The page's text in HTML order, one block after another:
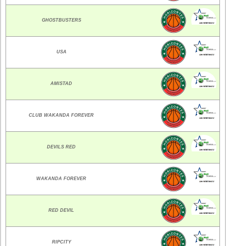
GHOSTBUSTERS
USA
AMISTAD
CLUB WAKANDA FOREVER
DEVILS RED
WAKANDA FOREVER
RED DEVIL
RIPCITY